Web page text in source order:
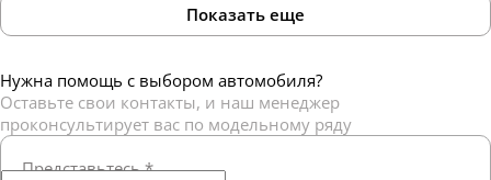
Показать еще
Нужна помощь с выбором автомобиля?
Оставьте свои контакты, и наш менеджер
проконсультирует вас по модельному ряду
Представьтесь*